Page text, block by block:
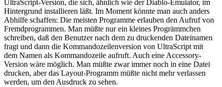
UltraScript-Version, die sich, ähnlich wie der Diablo-Emulator, im
Hintergrund installieren läßt. Im Moment könnte man auch anders
Abhilfe schaffen: Die meisten Programme erlauben den Aufruf von
Fremdprogrammen. Man müßte nur ein kleines Progrämmchen
schreiben, daß den Benutzer nach dem zu druckenden Dateinamen
fragt und dann die Kommandozeilenversion von UltraScript mit
dem Namen als Kommandozeile aufruft. Auch eine Accessory-
Version wäre möglich. Man müßte zwar immer noch in eine Datei
drucken, aber das Layout-Programm müßte nicht mehr verlassen
werden, um den Ausdruck zu sehen.